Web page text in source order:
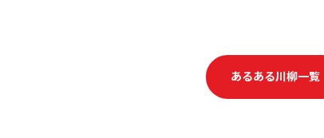
あるある川柳一覧